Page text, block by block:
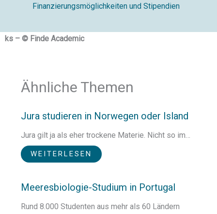
Finanzierungsmöglichkeiten und Stipendien
ks – © Finde Academic
Ähnliche Themen
Jura studieren in Norwegen oder Island
Jura gilt ja als eher trockene Materie. Nicht so im…
WEITERLESEN
Meeresbiologie-Studium in Portugal
Rund 8.000 Studenten aus mehr als 60 Ländern